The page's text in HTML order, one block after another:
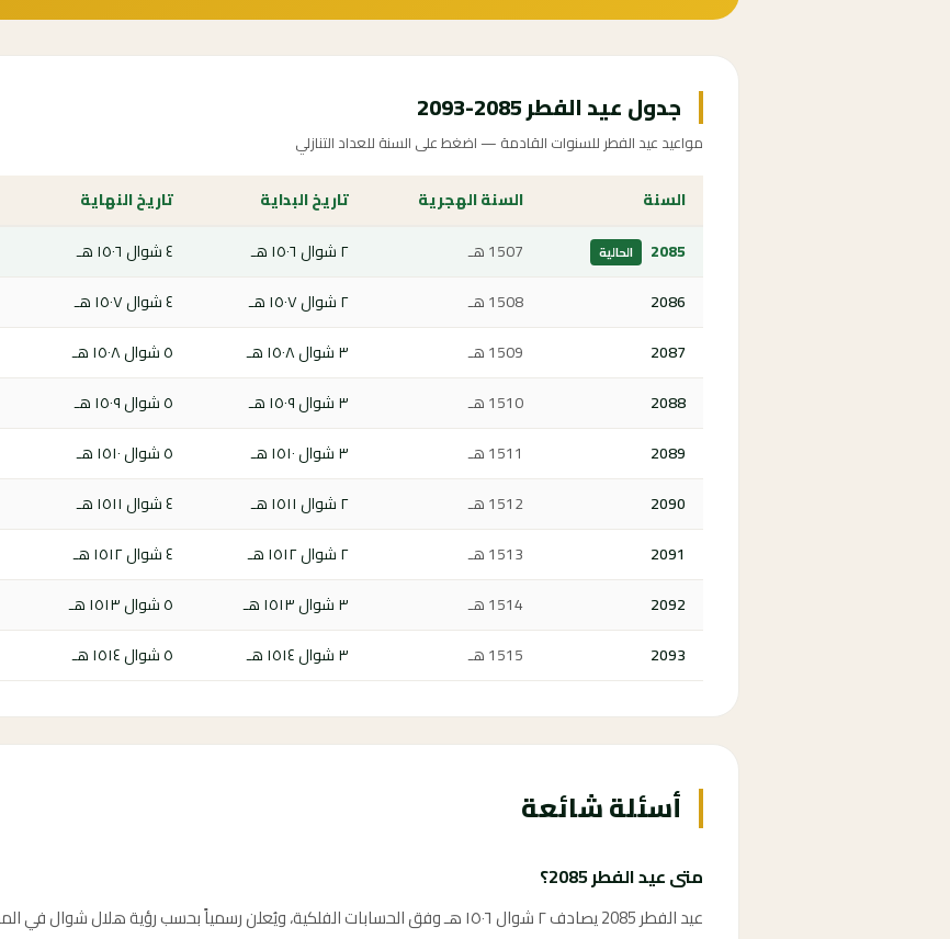
جدول عيد الفطر 2085-2093
مواعيد عيد الفطر للسنوات القادمة — اضغط على السنة للعداد التنازلي
السنة السنة الهجرية تاريخ البداية تاريخ النهاية
2085
الحالية 1507 هـ ٢ شوال ١٥٠٦ هـ ٤ شوال ١٥٠٦ هـ
2086 1508 هـ ٢ شوال ١٥٠٧ هـ ٤ شوال ١٥٠٧ هـ
2087 1509 هـ ٣ شوال ١٥٠٨ هـ ٥ شوال ١٥٠٨ هـ
2088 1510 هـ ٣ شوال ١٥٠٩ هـ ٥ شوال ١٥٠٩ هـ
2089 1511 هـ ٣ شوال ١٥١٠ هـ ٥ شوال ١٥١٠ هـ
2090 1512 هـ ٢ شوال ١٥١١ هـ ٤ شوال ١٥١١ هـ
2091 1513 هـ ٢ شوال ١٥١٢ هـ ٤ شوال ١٥١٢ هـ
2092 1514 هـ ٣ شوال ١٥١٣ هـ ٥ شوال ١٥١٣ هـ
2093 1515 هـ ٣ شوال ١٥١٤ هـ ٥ شوال ١٥١٤ هـ
أسئلة شائعة
متى عيد الفطر 2085؟
عيد الفطر 2085 يصادف ٢ شوال ١٥٠٦ هـ وفق الحسابات الفلكية، ويُعلن رسمياً بحسب رؤية هلال شوال في المملكة العربية السعودية.